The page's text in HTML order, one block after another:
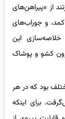
کمد، و جوراب‌های
این
کشو و پوشاک
مختلف بود که در هر
برای اینکه
قابلیت پیروی از